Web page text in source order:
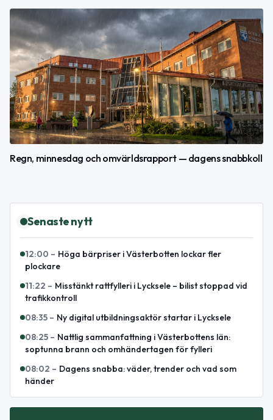
Regn, minnesdag och omvärldsrapport — dagens snabbkoll
Senaste nytt
12:00 – Höga bärpriser i Västerbotten lockar fler
plockare
11:22 – Misstänkt rattfylleri i Lycksele – bilist stoppad vid
trafikkontroll
08:35 – Ny digital utbildningsaktör startar i Lycksele
08:25 – Nattlig sammanfattning i Västerbottens län:
soptunna brann och omhändertagen för fylleri
08:02 – Dagens snabba: väder, trender och vad som
händer